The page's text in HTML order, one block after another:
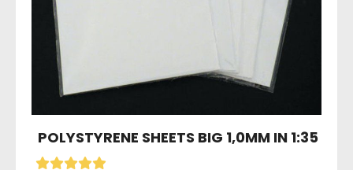
POLYSTYRENE SHEETS BIG 1,0MM IN 1:35